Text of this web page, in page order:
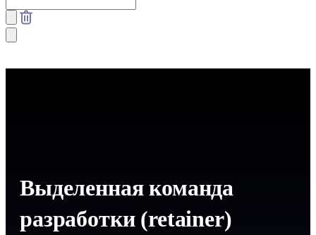
Выделенная команда
разработки (retainer)